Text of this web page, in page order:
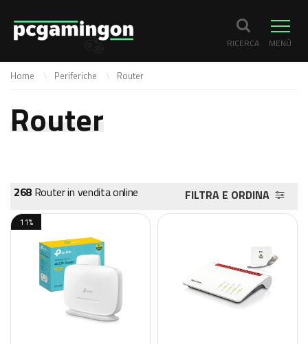
RICERCA MENÙ
Home Periferiche Router
Router
268 Router in vendita online FILTRA E ORDINA
11%